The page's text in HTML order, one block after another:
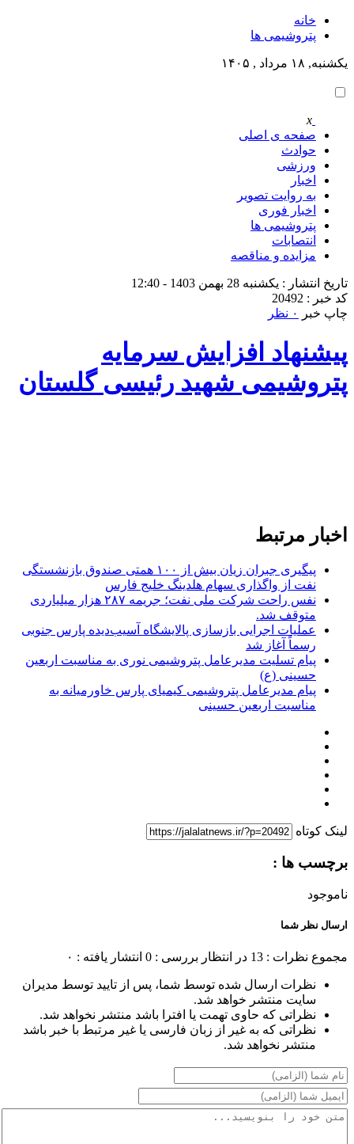
خانه
پتروشيمى ها
یکشنبه, ۱۸ مرداد , ۱۴۰۵
x
صفحه ی اصلی
حوادث
ورزشی
اخبار
به روایت تصویر
اخبار فوری
پتروشيمى ها
انتصابات
مزایده و مناقصه
تاریخ انتشار : یکشنبه 28 بهمن 1403 - 12:40
کد خبر : 20492
چاپ خبر
۰ نظر
پیشنهاد افزایش سرمایه
پتروشیمی شهید رئیسی گلستان
اخبار مرتبط
پیگیری جبران زیان بیش از ۱۰۰ همتی صندوق بازنشستگی
نفت از واگذاری سهام هلدینگ خلیج فارس
نفس راحت شرکت ملی نفت؛ جریمه ۲۸۷ هزار میلیاردی
متوقف شد.
عملیات اجرایی بازسازی پالایشگاه آسیب‌دیده پارس جنوبی
رسماً آغاز شد
پیام تسلیت مدیرعامل پتروشیمی نوری به مناسبت اربعین
حسینی (ع)
پیام مدیرعامل پتروشیمی کیمیای پارس خاورمیانه به
مناسبت اربعین حسینی
لینک کوتاه
برچسب ها :
ناموجود
ارسال نظر شما
مجموع نظرات : 13 در انتظار بررسی : 0 انتشار یافته : ۰
نظرات ارسال شده توسط شما، پس از تایید توسط مدیران
سایت منتشر خواهد شد.
نظراتی که حاوی تهمت یا افترا باشد منتشر نخواهد شد.
نظراتی که به غیر از زبان فارسی یا غیر مرتبط با خبر باشد
منتشر نخواهد شد.